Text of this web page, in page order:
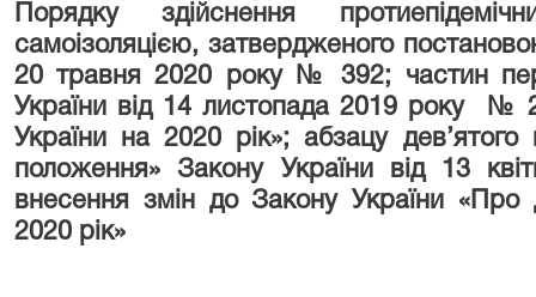
Порядку здійснення
самоізоляцією, затвердженого
20 травня 2020 року № 392; частин
України від 14 листопада 2019 року
України на 2020 рік»; абзацу дев’ятого
положення» Закону України від 13
внесення змін до Закону України
2020 рік»